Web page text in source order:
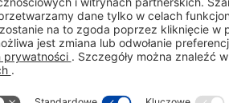
(długotrwałe przebywanie w ogrzewanych
i łuszczenie się skóry w obrębie brody, może też
Problemy z pojawieniem się łupieżu mogą też być
pomysłem. Ryzyko wystąpienia łupieżu zwiększa
spowodować łupież.